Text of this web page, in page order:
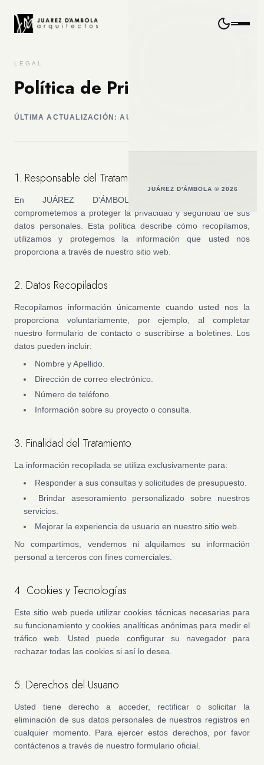
JUÁREZ D'ÁMBOLA © 2026
LEGAL
Política de Privacidad
ÚLTIMA ACTUALIZACIÓN: AUGUST 2026
1. Responsable del Tratamiento
En JUÁREZ D'ÁMBOLA ARQUITECTURA
comprometemos a proteger la privacidad y seguridad de sus
datos personales. Esta política describe cómo recopilamos,
utilizamos y protegemos la información que usted nos
proporciona a través de nuestro sitio web.
2. Datos Recopilados
Recopilamos información únicamente cuando usted nos la
proporciona voluntariamente, por ejemplo, al completar
nuestro formulario de contacto o suscribirse a boletines. Los
datos pueden incluir:
Nombre y Apellido.
Dirección de correo electrónico.
Número de teléfono.
Información sobre su proyecto o consulta.
3. Finalidad del Tratamiento
La información recopilada se utiliza exclusivamente para:
Responder a sus consultas y solicitudes de presupuesto.
Brindar asesoramiento personalizado sobre nuestros
servicios.
Mejorar la experiencia de usuario en nuestro sitio web.
No compartimos, vendemos ni alquilamos su información
personal a terceros con fines comerciales.
4. Cookies y Tecnologías
Este sitio web puede utilizar cookies técnicas necesarias para
su funcionamiento y cookies analíticas anónimas para medir el
tráfico web. Usted puede configurar su navegador para
rechazar todas las cookies si así lo desea.
5. Derechos del Usuario
Usted tiene derecho a acceder, rectificar o solicitar la
eliminación de sus datos personales de nuestros registros en
cualquier momento. Para ejercer estos derechos, por favor
contáctenos a través de nuestro formulario oficial.